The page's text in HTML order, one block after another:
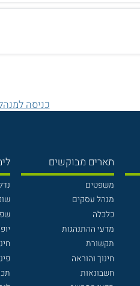
כניסה
תארים מבוקשים
משפטים
מנהל עסקים
כלכלה
מדעי ההתנהגות
תקשורת
חינוך והוראה
חשבונאות